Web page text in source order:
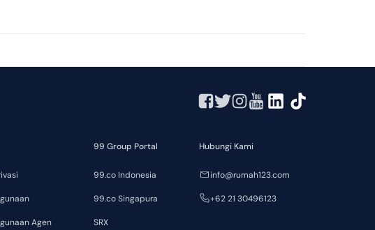
Agen
99 Group Portal
99.co Indonesia
99.co Singapura
SRX
Hubungi Kami
info@rumah123.com
+62 21 30496123